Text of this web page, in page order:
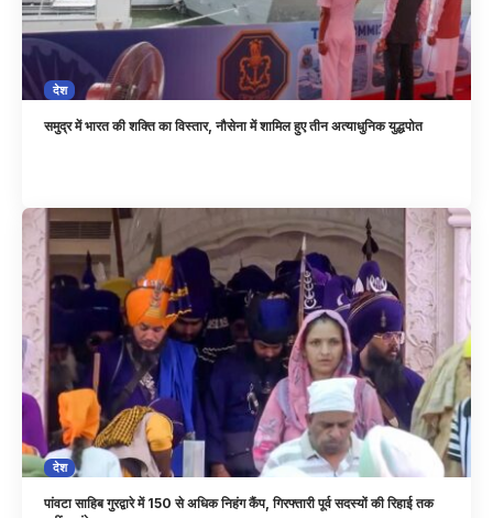
देश
समुद्र में भारत की शक्ति का विस्तार, नौसेना में शामिल हुए तीन अत्याधुनिक युद्धपोत
देश
पांवटा साहिब गुरद्वारे में 150 से अधिक निहंग कैंप, गिरफ्तारी पूर्व सदस्यों की रिहाई तक